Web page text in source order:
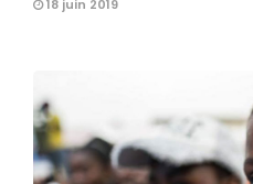
18 juin 2019